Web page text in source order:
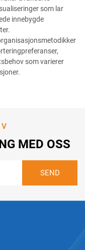
som lar
innebygde
som varierer
MED OSS